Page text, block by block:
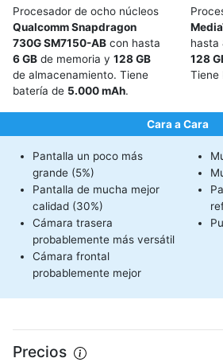
Procesador de ocho núcleos
Qualcomm Snapdragon
730G SM7150-AB con hasta
6 GB de memoria y 128 GB
de almacenamiento. Tiene
batería de 5.000 mAh.
hasta
128
Tiene
Cara a Cara
Pantalla un poco más
grande (5%)
Pantalla de mucha mejor
calidad (30%)
Cámara trasera
probablemente más versátil
Cámara frontal
probablemente mejor
Precios